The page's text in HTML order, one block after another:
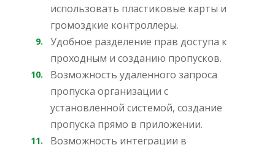
использовать пластиковые карты и
громоздкие контроллеры.
Удобное разделение прав доступа к
проходным и созданию пропусков.
Возможность удаленного запроса
пропуска организации с
установленной системой, создание
пропуска прямо в приложении.
Возможность интеграции в